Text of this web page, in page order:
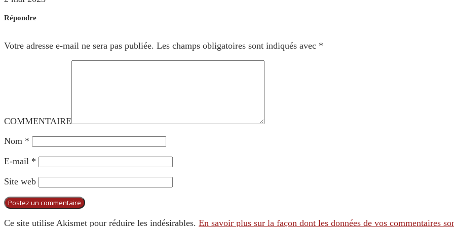
Répondre
Votre adresse e-mail ne sera pas publiée. Les champs obligatoires sont indiqués avec *
COMMENTAIRE
Nom *
E-mail *
Site web
Ce site utilise Akismet pour réduire les indésirables. En savoir plus sur la façon dont les données de vos commentaires